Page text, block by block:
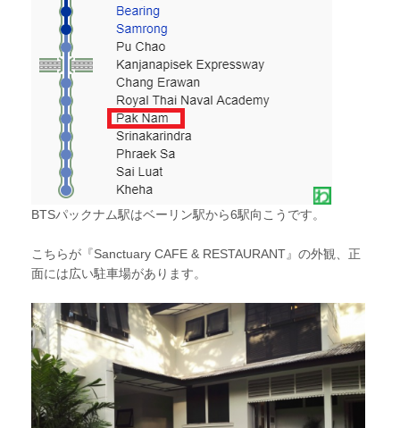
BTSパックナム駅はベーリン駅から6駅向こうです。
こちらが『Sanctuary CAFE & RESTAURANT』の外観、正
面には広い駐車場があります。